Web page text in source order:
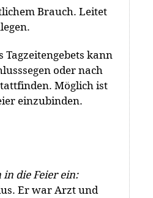
Brauch. Leitet
Tagzeitengebets kann
oder nach
Möglich ist
einzubinden.
die Feier ein:
Er war Arzt und